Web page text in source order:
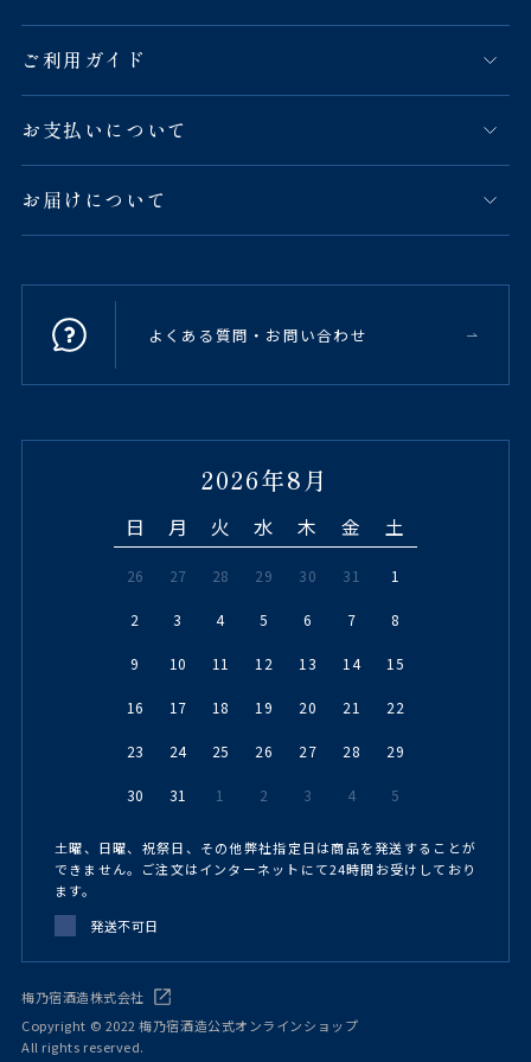
ご利用ガイド
お支払いについて
お届けについて
よくある質問・お問い合わせ
2026年8月
日 月 火 水 木 金 土
26 27 28 29 30 31 1
2 3 4 5 6 7 8
9 10 11 12 13 14 15
16 17 18 19 20 21 22
23 24 25 26 27 28 29
30 31 1 2 3 4 5
土曜、日曜、祝祭日、その他弊社指定日は商品を発送することが
できません。ご注文はインターネットにて24時間お受けしており
ます。
発送不可日
梅乃宿酒造株式会社
Copyright © 2022 梅乃宿酒造公式オンラインショップ
All rights reserved.